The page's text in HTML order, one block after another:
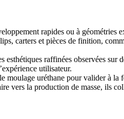
rapides ou à géométries
carters et pièces de finition,
raffinées observées sur
utilisateur.
uréthane pour valider à la
vers la production de masse, ils